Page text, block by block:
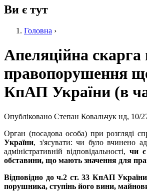
Ви є тут
Головна ›
Апеляційна скарга
правопорушення
КпАП України (в
Опубліковано Степан Ковальчук нд, 10/
Орган (посадова особа) при розгляді
України, з'ясувати: чи було вчинено
адміністративній відповідальності, чи є
обставини, що мають значення для
Відповідно до ч.2 ст. 33 КпАП
порушника, ступінь його вини,